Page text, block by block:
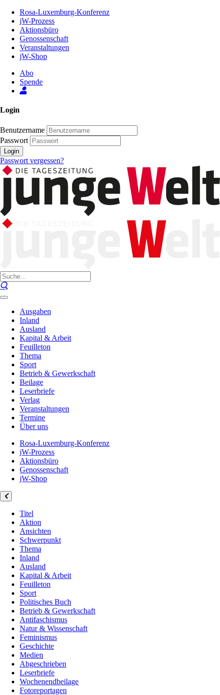
Inhalt
Seite
Rosa-Luxemburg-Konferenz
jW-Prozess
Aktionsbüro
Genossenschaft
Veranstaltungen
jW-Shop
Abo
Spende
Login
Benutzername
Passwort
Login
Passwort vergessen?
Ausgaben
Inland
Ausland
Kapital & Arbeit
Feuilleton
Thema
Sport
Betrieb & Gewerkschaft
Beilage
Leserbriefe
Verlag
Veranstaltungen
Termine
Über uns
Rosa-Luxemburg-Konferenz
jW-Prozess
Aktionsbüro
Genossenschaft
jW-Shop
Titel
Aktion
Ansichten
Schwerpunkt
Thema
Inland
Ausland
Kapital & Arbeit
Feuilleton
Sport
Politisches Buch
Betrieb & Gewerkschaft
Antifaschismus
Natur & Wissenschaft
Feminismus
Geschichte
Medien
Abgeschrieben
Leserbriefe
Wochenendbeilage
Fotoreportagen